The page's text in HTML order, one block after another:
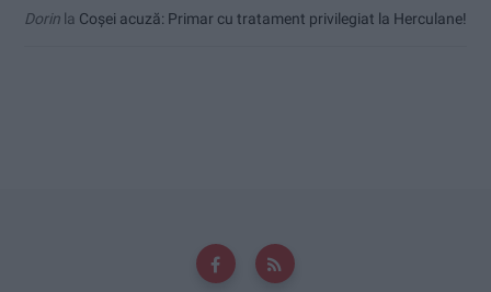
Dorin la Coșei acuză: Primar cu tratament privilegiat la Herculane!